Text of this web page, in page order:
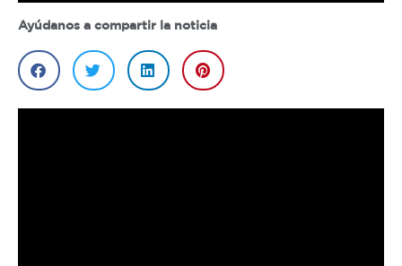
Ayúdanos a compartir la noticia